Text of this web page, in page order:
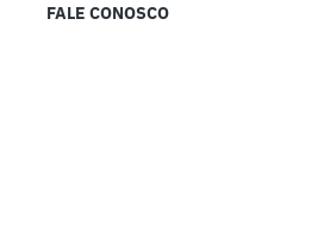
FALE CONOSCO